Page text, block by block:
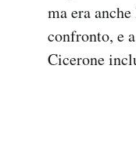
ma era
confronto, e
Cicerone